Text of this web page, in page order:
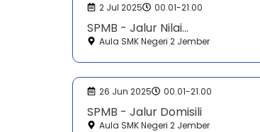
2 Jul 2025 00.01-21.00
SPMB - Jalur Nilai...
Aula SMK Negeri 2 Jember
26 Jun 2025 00.01-21.00
SPMB - Jalur Domisili
Aula SMK Negeri 2 Jember